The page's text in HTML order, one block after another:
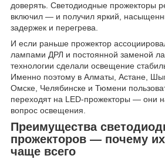
доверять. Светодиодные прожекторы
включил — и получил яркий,
задержек и перегрева.
И если раньше прожектор
лампами ДРЛ и постоянной заменой
технологии сделали освещение
Именно поэтому в Алматы, Астане,
Омске, Челябинске и Тюмени
переходят на LED-прожекторы — они
вопрос освещения.
Преимущества
прожекторов — почему
чаще всего